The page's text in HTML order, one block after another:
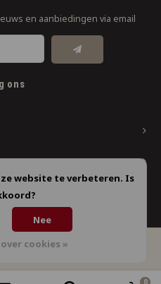
0
en aanbiedingen via email
ons
Powered byLightspeed
website te verbeteren. Is
Nee
cookies »